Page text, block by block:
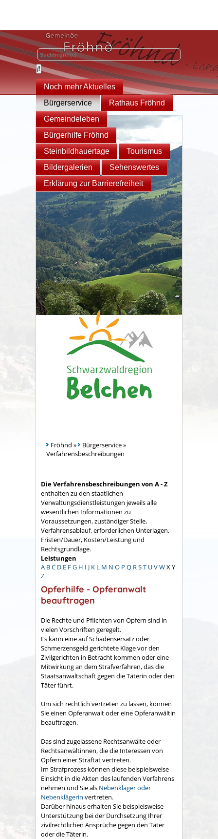
Noch mehr Aktuelles
Bürgerservice
Rathaus Fröhnd
Gemeindeleben
Bürgerhilfe Fröhnd
Steinbildhauertage
Tourismus
Bildergalerien
Sehenswertes
Erklärung zur Barrierefreiheit
Fröhnd » Bürgerservice»
Verfahrensbeschreibungen
Die Verfahrensbeschreibungen von A - Z
enthalten zu den staatlichen
Verwaltungsdienstleistungen jeweils alle
wesentlichen Informationen zu
Voraussetzungen, zuständiger Stelle,
Verfahrensablauf, erforderlichen Unterlagen,
Fristen/Dauer, Kosten/Leistung und
Rechtsgrundlage.
Leistungen
A BC D E FG H I J K L M N O P Q RST UVWX Y
Z
Opferhilfe - Opferanwalt
beauftragen
Die Rechte und Pflichten von Opfern sind in
vielen Vorschriften geregelt.
Es kann eine auf Schadensersatz oder
Schmerzensgeld gerichtete Klage vor den
Zivilgerichten in Betracht kommen oder eine
Mitwirkung an dem Strafverfahren, das die
Staatsanwaltschaft gegen die Täterin oder den
Täter führt.
Um sich rechtlich vertreten zu lassen, können
Sie einen Opferanwalt oder eine Opferanwältin
beauftragen.
Das sind zugelassene Rechtsanwälte oder
Rechtsanwältinnen, die die Interessen von
Opfern einer Straftat vertreten.
Im Strafprozess können diese beispielsweise
Einsicht in die Akten des laufenden Verfahrens
nehmen und Sie als Nebenkläger oder
Nebenklägerin vertreten.
Darüber hinaus erhalten Sie beispielsweise
Unterstützung bei der Durchsetzung Ihrer
zivilrechtlichen Ansprüche gegen den Täter
oder die Täterin.